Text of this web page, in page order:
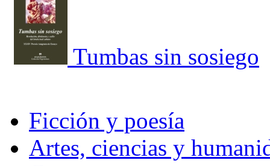
Tumbas sin sosiego
Ficción y poesía
Artes, ciencias y